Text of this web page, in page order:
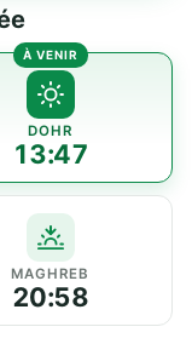
DOHR
13:47
MAGHREB
20:58